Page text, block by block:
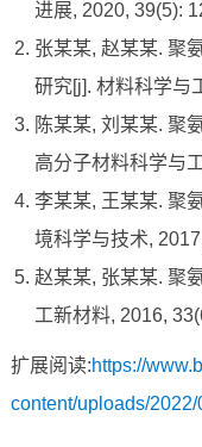
进展, 2020, 39(5):
张某某, 赵某某. 聚
研究[j]. 材料科学与
陈某某, 刘某某. 聚
高分子材料科学与
李某某, 王某某. 聚
境科学与技术,
赵某某, 张某某. 聚
工新材料, 2016,
扩展阅读:https://
content/uploads/2022/